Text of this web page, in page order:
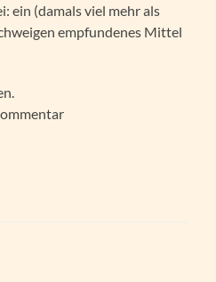
ein (damals viel mehr als
empfundenes Mittel